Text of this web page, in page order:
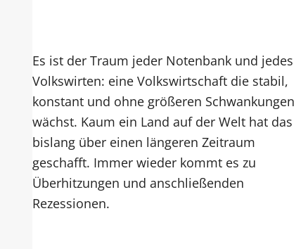
Es ist der Traum jeder Notenbank und jedes
Volkswirten: eine Volkswirtschaft die stabil,
konstant und ohne größeren Schwankungen
wächst. Kaum ein Land auf der Welt hat das
bislang über einen längeren Zeitraum
geschafft. Immer wieder kommt es zu
Überhitzungen und anschließenden
Rezessionen.